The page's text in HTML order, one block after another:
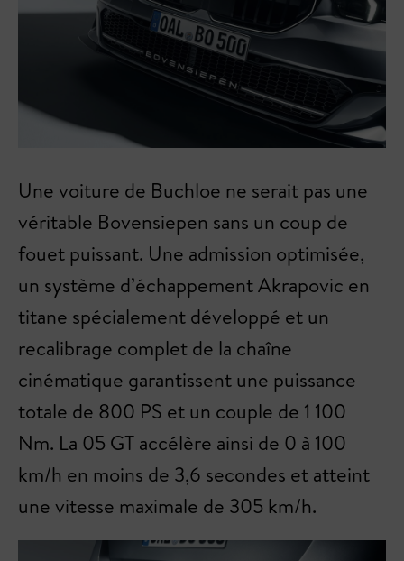
Une voiture de Buchloe ne serait pas une
véritable Bovensiepen sans un coup de
fouet puissant. Une admission optimisée,
un système d’échappement Akrapovic en
titane spécialement développé et un
recalibrage complet de la chaîne
cinématique garantissent une puissance
totale de 800 PS et un couple de 1 100
Nm. La 05 GT accélère ainsi de 0 à 100
km/h en moins de 3,6 secondes et atteint
une vitesse maximale de 305 km/h.